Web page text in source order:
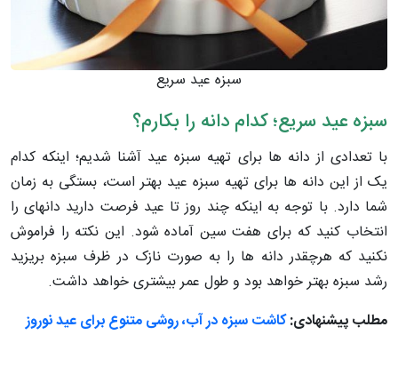
سبزه عید سریع
سبزه عید سریع؛ کدام دانه را بکارم؟
با تعدادی از دانه­ ها برای تهیه سبزه عید آشنا شدیم؛ اینکه کدام
یک از این دانه ­ها برای تهیه سبزه عید بهتر است، بستگی به زمان
شما دارد. با توجه به اینکه چند روز تا عید فرصت دارید دانه­ای را
انتخاب کنید که برای هفت­ سین آماده شود. این نکته را فراموش
نکنید که هرچقدر دانه­ ها را به صورت نازک در ظرف سبزه بریزید
رشد سبزه بهتر خواهد بود و طول عمر بیشتری خواهد داشت.
مطلب پیشنهادی:کاشت سبزه در آب، روشی متنوع برای عید نوروز